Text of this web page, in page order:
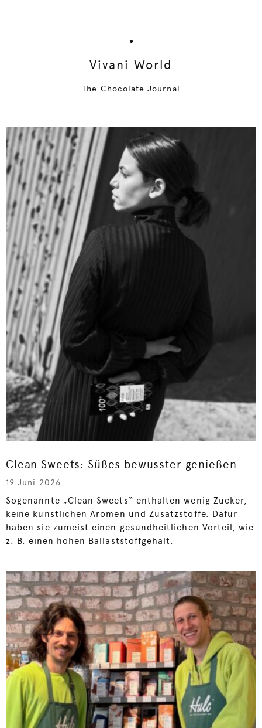
Vivani World
The Chocolate Journal
Clean Sweets: Süßes bewusster genießen
19 Juni 2026
Sogenannte „Clean Sweets“ enthalten wenig Zucker,
keine künstlichen Aromen und Zusatzstoffe. Dafür
haben sie zumeist einen gesundheitlichen Vorteil, wie
z. B. einen hohen Ballaststoffgehalt.